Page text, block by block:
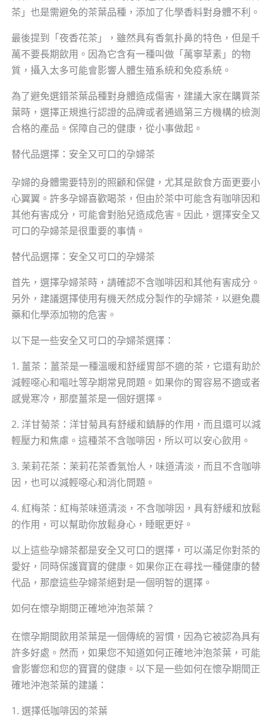
茶」也是需避免的茶葉品種，添加了化學香料對身體不利。
最後提到「夜香花茶」，雖然具有香氣扑鼻的特色，但是千
萬不要長期飲用。因為它含有一種叫做「萬寧草素」的物
質，攝入太多可能會影響人體生殖系統和免疫系統。
為了避免選錯茶葉品種對身體造成傷害，建議大家在購買茶
葉時，選擇正規進行認證的品牌或者通過第三方機構的檢測
合格的產品。保障自己的健康，從小事做起。
替代品選擇：安全又可口的孕婦茶
孕婦的身體需要特別的照顧和保健，尤其是飲食方面更要小
心翼翼。許多孕婦喜歡喝茶，但由於茶中可能含有咖啡因和
其他有害成分，可能會對胎兒造成危害。因此，選擇安全又
可口的孕婦茶是很重要的事情。
替代品選擇：安全又可口的孕婦茶
首先，選擇孕婦茶時，請確認不含咖啡因和其他有害成分。
另外，建議選擇使用有機天然成分製作的孕婦茶，以避免農
藥和化學添加物的危害。
以下是一些安全又可口的孕婦茶選擇：
1. 薑茶：薑茶是一種溫暖和舒緩胃部不適的茶，它還有助於
減輕噁心和嘔吐等孕期常見問題。如果你的胃容易不適或者
感覺寒冷，那麼薑茶是一個好選擇。
2. 洋甘菊茶：洋甘菊具有舒緩和鎮靜的作用，而且還可以減
輕壓力和焦慮。這種茶不含咖啡因，所以可以安心飲用。
3. 茉莉花茶：茉莉花茶香氣怡人，味道清淡，而且不含咖啡
因，也可以減輕噁心和消化問題。
4. 紅梅茶：紅梅茶味道清淡，不含咖啡因，具有舒緩和放鬆
的作用，可以幫助你放鬆身心，睡眠更好。
以上這些孕婦茶都是安全又可口的選擇，可以滿足你對茶的
愛好，同時保護寶寶的健康。如果你正在尋找一種健康的替
代品，那麼這些孕婦茶絕對是一個明智的選擇。
如何在懷孕期間正確地沖泡茶葉？
在懷孕期間飲用茶葉是一個傳統的習慣，因為它被認為具有
許多好處。然而，如果您不知道如何正確地沖泡茶葉，可能
會影響您和您的寶寶的健康。以下是一些如何在懷孕期間正
確地沖泡茶葉的建議：
1. 選擇低咖啡因的茶葉